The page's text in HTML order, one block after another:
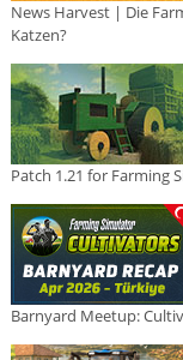
News Harvest | Die
Katzen?
Patch 1.21 for Farming
Barnyard Meetup: